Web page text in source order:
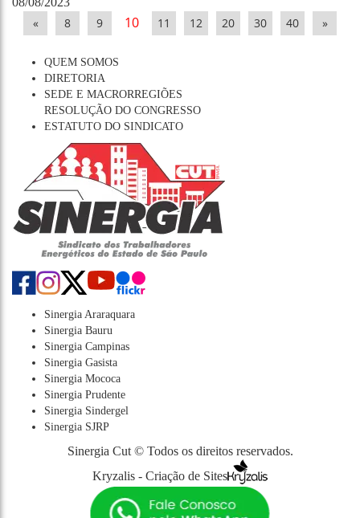
« 8 9 10 11 12 20 30 40 »
QUEM SOMOS
DIRETORIA
SEDE E MACRORREGIÕES
RESOLUÇÃO DO CONGRESSO
ESTATUTO DO SINDICATO
Sinergia Araraquara
Sinergia Bauru
Sinergia Campinas
Sinergia Gasista
Sinergia Mococa
Sinergia Prudente
Sinergia Sindergel
Sinergia SJRP
Sinergia Cut © Todos os direitos reservados.
Kryzalis - Criação de Sites